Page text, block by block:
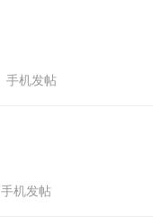
手机发帖
手机发帖